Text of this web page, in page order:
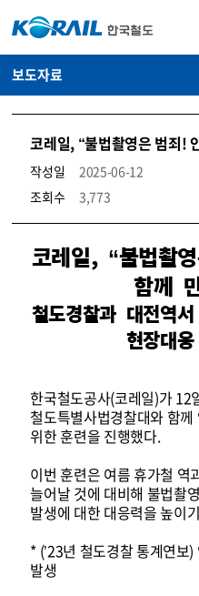
보도자료
코레일, “불법촬영은 범죄!
작성일
2025-06-12
조회수
3,773
뉴스·홍보_보도자료 상세보기 – 내용, 파일, 담당자 연락처로 구성
코레일, “불법촬
함께
철도경찰과 대전역
현장대
한국철도공사(코레일)가 12
철도특별사법경찰대와 함
위한 훈련을 진행했다.
이번 훈련은 여름 휴가철 역
늘어날 것에 대비해 불법촬
발생에 대한 대응력을 높이
* (’23년 철도경찰 통계연보
발생